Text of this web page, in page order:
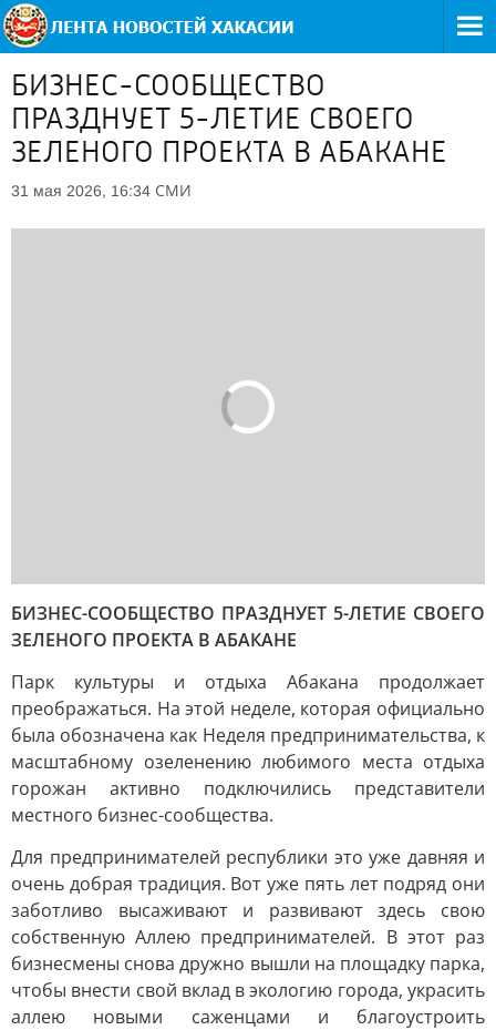
БИЗНЕС-СООБЩЕСТВО
ПРАЗДНУЕТ 5-ЛЕТИЕ СВОЕГО
ЗЕЛЕНОГО ПРОЕКТА В АБАКАНЕ
31 мая 2026, 16:34 СМИ
БИЗНЕС-СООБЩЕСТВО ПРАЗДНУЕТ 5-ЛЕТИЕ СВОЕГО
ЗЕЛЕНОГО ПРОЕКТА В АБАКАНЕ
Парк культуры и отдыха Абакана продолжает
преображаться. На этой неделе, которая официально
была обозначена как Неделя предпринимательства, к
масштабному озеленению любимого места отдыха
горожан активно подключились представители
местного бизнес-сообщества.
Для предпринимателей республики это уже давняя и
очень добрая традиция. Вот уже пять лет подряд они
заботливо высаживают и развивают здесь свою
собственную Аллею предпринимателей. В этот раз
бизнесмены снова дружно вышли на площадку парка,
чтобы внести свой вклад в экологию города, украсить
аллею новыми саженцами и благоустроить